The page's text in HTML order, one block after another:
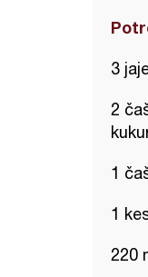
3
2
1
1
220